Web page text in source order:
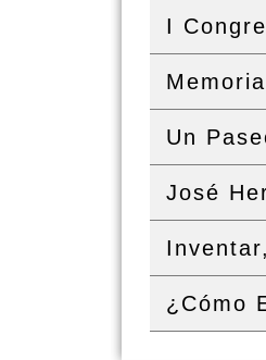
I
Un
José
¿Cómo